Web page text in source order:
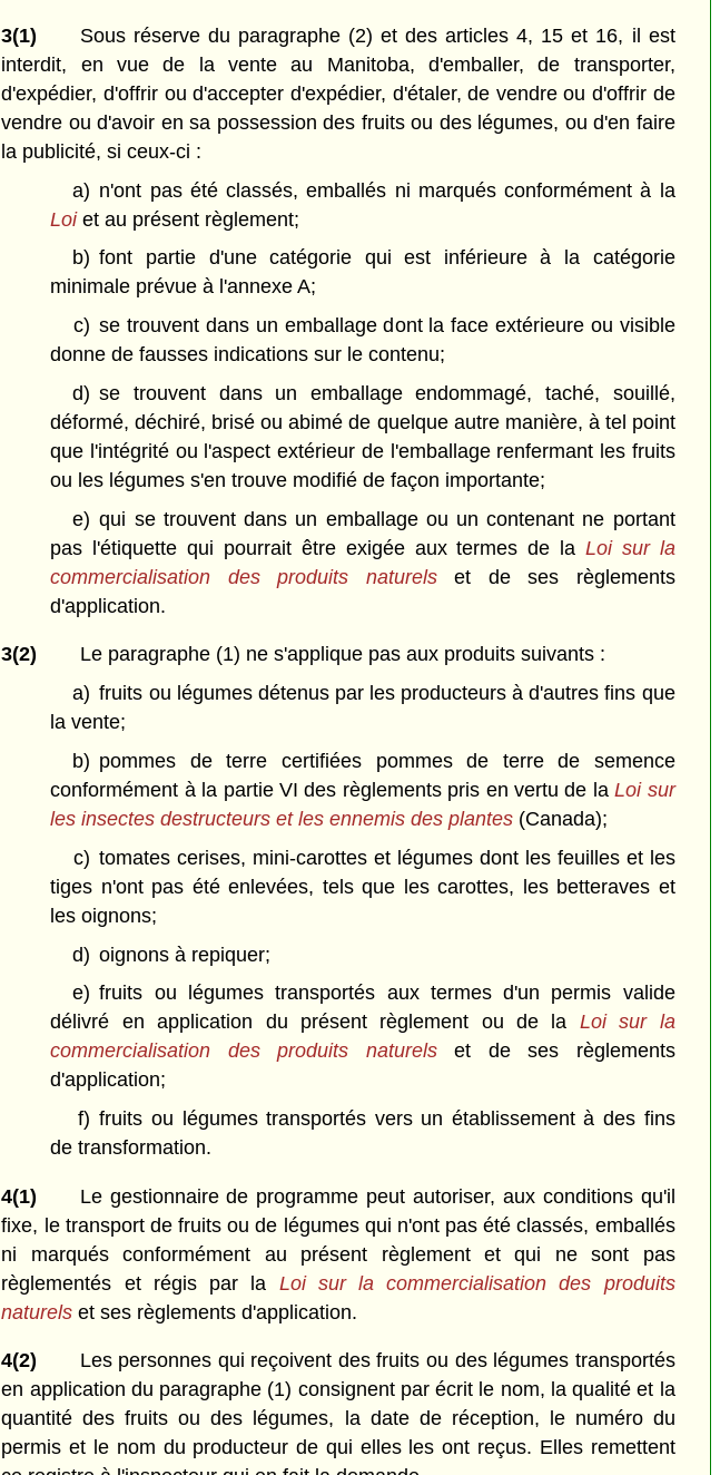
3(1)
Sous réserve du paragraphe (2) et des articles 4, 15 et 16, il est
interdit, en vue de la vente au Manitoba, d'emballer, de transporter,
d'expédier, d'offrir ou d'accepter d'expédier, d'étaler, de vendre ou d'offrir de
vendre ou d'avoir en sa possession des fruits ou des légumes, ou d'en faire
la publicité, si ceux-ci :
a) n'ont pas été classés, emballés ni marqués conformément à la
Loiet au présent règlement;
b) font partie d'une catégorie qui est inférieure à la catégorie
minimale prévue à l'annexe A;
c) se trouvent dans un emballage dont la face extérieure ou visible
donne de fausses indications sur le contenu;
d) se trouvent dans un emballage endommagé, taché, souillé,
déformé, déchiré, brisé ou abimé de quelque autre manière, à tel point
que l'intégrité ou l'aspect extérieur de l'emballage renfermant les fruits
ou les légumes s'en trouve modifié de façon importante;
e) qui se trouvent dans un emballage ou un contenant ne portant
pas l'étiquette qui pourrait être exigée aux termes de la Loi sur la
commercialisation des produits naturelset de ses règlements
d'application.
3(2)
Le paragraphe (1) ne s'applique pas aux produits suivants :
a) fruits ou légumes détenus par les producteurs à d'autres fins que
la vente;
b) pommes de terre certifiées pommes de terre de semence
conformément à la partie VI des règlements pris en vertu de laLoi sur
les insectes destructeurs et les ennemis des plantes (Canada);
c) tomates cerises, mini-carottes et légumes dont les feuilles et les
tiges n'ont pas été enlevées, tels que les carottes, les betteraves et
les oignons;
d) oignons à repiquer;
e) fruits ou légumes transportés aux termes d'un permis valide
délivré en application du présent règlement ou de la Loi sur la
commercialisation des produits naturelset de ses règlements
d'application;
f) fruits ou légumes transportés vers un établissement à des fins
de transformation.
4(1)
Le gestionnaire de programme peut autoriser, aux conditions qu'il
fixe, le transport de fruits ou de légumes qui n'ont pas été classés, emballés
ni marqués conformément au présent règlement et qui ne sont pas
règlementés et régis par la Loi sur la commercialisation des produits
naturels et ses règlements d'application.
4(2)
Les personnes qui reçoivent des fruits ou des légumes transportés
en application du paragraphe (1) consignent par écrit le nom, la qualité et la
quantité des fruits ou des légumes, la date de réception, le numéro du
permis et le nom du producteur de qui elles les ont reçus. Elles remettent